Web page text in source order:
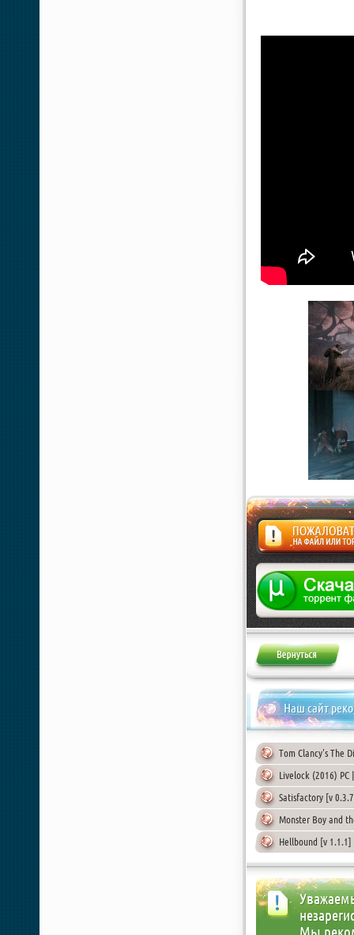
Жалоба
Наш сайт
Tom Clancy's The
Livelock (2016) PC
Satisfactory [v
Monster Boy and
Hellbound [v